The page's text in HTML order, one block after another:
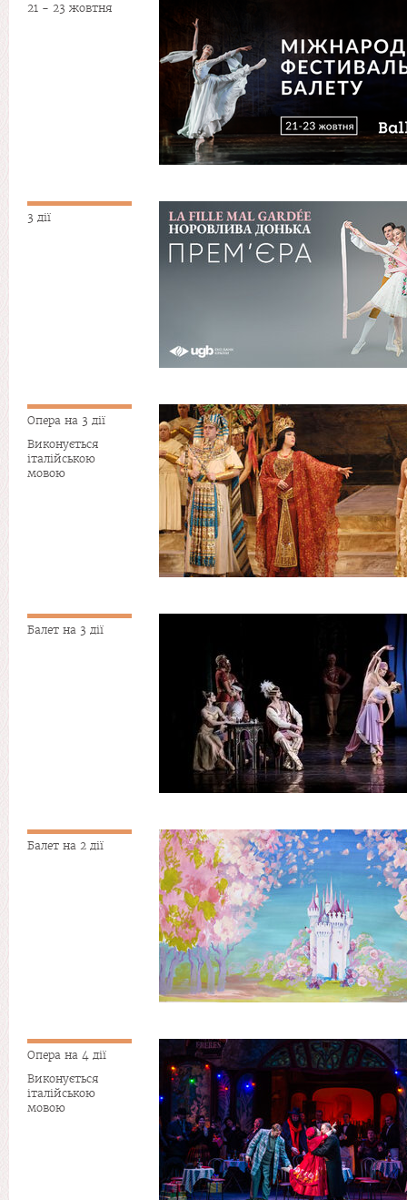
21 - 23 жовтня
3 дії
Опера на 3 дії
Виконується
італійською
мовою
Балет на 3 дії
Балет на 2 дії
Опера на 4 дії
Виконується
італійською
мовою